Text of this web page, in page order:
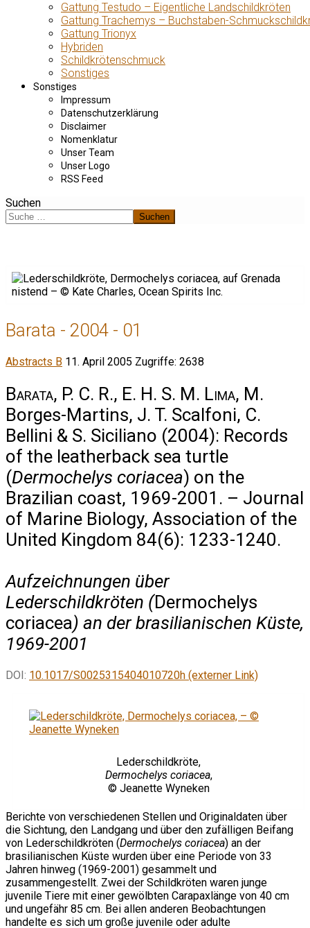
Gattung Testudo – Eigentliche Landschildkröten
Gattung Trachemys – Buchstaben-
Gattung Trionyx
Hybriden
Schildkrötenschmuck
Sonstiges
Sonstiges
Impressum
Datenschutzerklärung
Disclaimer
Nomenklatur
Unser Team
Unser Logo
RSS Feed
Suchen
Suchen
Barata - 2004 - 01
Abstracts B 11. April 2005 Zugriffe: 2638
Barata, P. C. R., E. H. S. M. Lima, M.
Borges-Martins, J. T. Scalfoni, C.
Bellini & S. Siciliano (2004): Records
of the leatherback sea turtle
(Dermochelys coriacea) on the
Brazilian coast, 1969-2001. – Journal
of Marine Biology, Association of the
United Kingdom 84(6): 1233-1240.
Aufzeichnungen über
Lederschildkröten (Dermochelys
coriacea) an der brasilianischen Küste,
1969-2001
DOI: 10.1017/S0025315404010720h (externer Link)
Lederschildkröte,
Dermochelys coriacea,
© Jeanette Wyneken
Berichte von verschiedenen Stellen und Originaldaten über
die Sichtung, den Landgang und über den zufälligen Beifang
von Lederschildkröten (Dermochelys coriacea) an der
brasilianischen Küste wurden über eine Periode von 33
Jahren hinweg (1969-2001) gesammelt und
zusammengestellt. Zwei der Schildkröten waren junge
juvenile Tiere mit einer gewölbten Carapaxlänge von 40 cm
und ungefähr 85 cm. Bei allen anderen Beobachtungen
handelte es sich um große juvenile oder adulte